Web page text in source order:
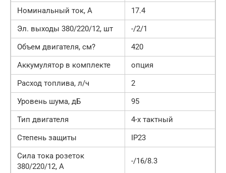
Номинальный ток, А
17.4
Эл. выходы 380/220/12, шт
-/2/1
Объем двигателя, см?
420
Аккумулятор в комплекте
опция
Расход топлива, л/ч
2
Уровень шума, дБ
95
Тип двигателя
4-х тактный
Степень защиты
IP23
Сила тока розеток
380/220/12, А
-/16/8.3